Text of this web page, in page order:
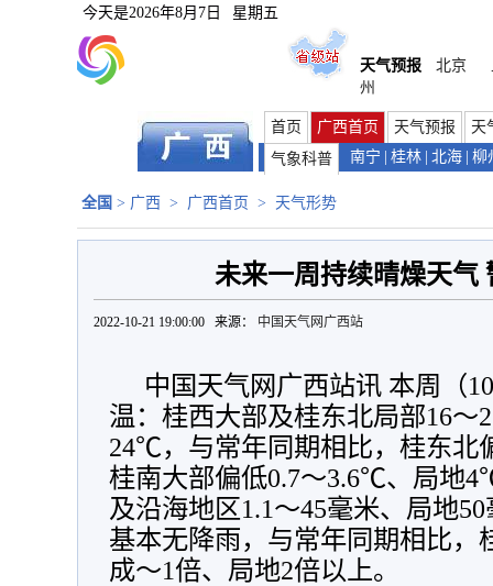
今天是2026年8月7日 星期五
天气预报 北京
州
首页 广西首页 天气预报
天
气象科普
南宁 桂林 北海 柳
全国 > 广西 > 广西首页 > 天气形势
未来一周持续晴燥天气
2022-10-21 19:00:00 来源： 中国天气网广西站
中国天气网广西站讯 本周（
温：桂西大部及桂东北局部16
24℃，与常年同期相比，桂东北
桂南大部偏低0.7～3.6℃、局地
及沿海地区1.1～45毫米、局地
基本无降雨，与常年同期相比，
成～1倍、局地2倍以上。